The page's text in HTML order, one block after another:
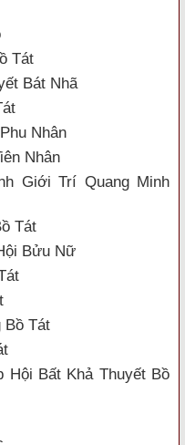
Tát
Bát Nhã
Nhân
Nhân
Giới Trí Quang Minh
Tát
Bửu Nữ
Bồ Tát
Hội Bất Khả Thuyết Bồ